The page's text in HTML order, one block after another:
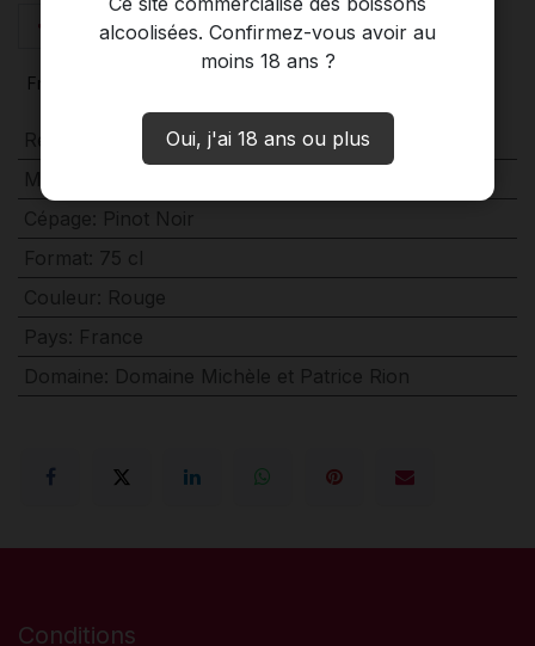
alcoolisées. Confirmez-vous avoir au
moins 18 ans ?
Oui, j'ai 18 ans ou plus
Ajouter au panier
France
Régions
Bourgogne
Millésime
Cépage Pinot Noir
Format: 75 cl
Couleur Rouge
Pays France
Domaine Domaine Michèle et Patrice Rion
Conditions